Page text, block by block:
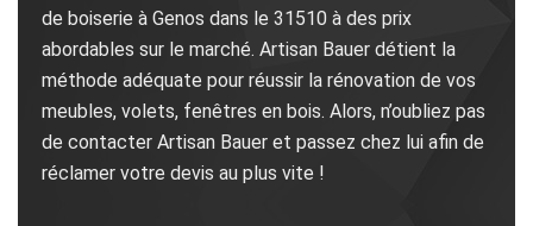
de boiserie à Genos dans le 31510 à des prix
abordables sur le marché. Artisan Bauer détient la
méthode adéquate pour réussir la rénovation de vos
meubles, volets, fenêtres en bois. Alors, n’oubliez pas
de contacter Artisan Bauer et passez chez lui afin de
réclamer votre devis au plus vite !